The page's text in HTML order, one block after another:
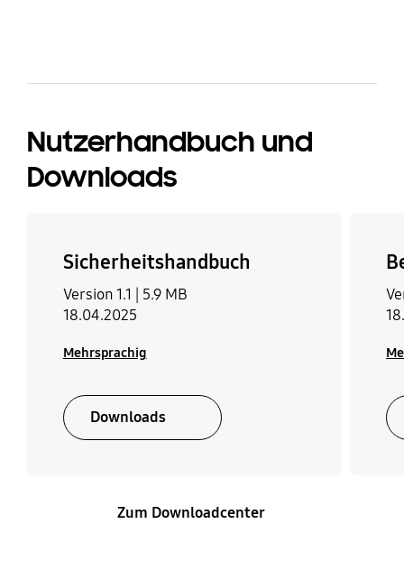
Nutzerhandbuch und
Downloads
Sicherheitshandbuch
Version 1.1 | 5.9 MB
18.04.2025
Mehrsprachig
Downloads
Zum Downloadcenter